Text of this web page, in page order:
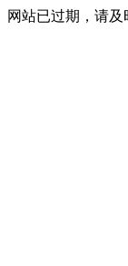
网站已过期，请及